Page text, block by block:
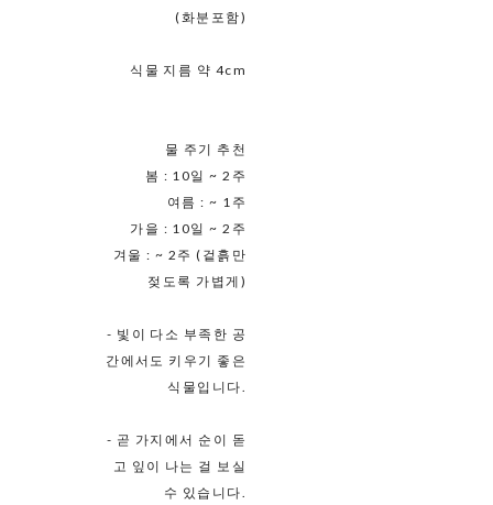
(화분포함)
식물 지름 약 4cm
물 주기 추천
봄 : 10일 ~ 2주
여름 : ~ 1주
가을 : 10일 ~ 2주
겨울 : ~ 2주 (겉흙만
젖도록 가볍게)
- 빛이 다소 부족한 공
간에서도 키우기 좋은
식물입니다.
- 곧 가지에서 순이 돋
고 잎이 나는 걸 보실
수 있습니다.